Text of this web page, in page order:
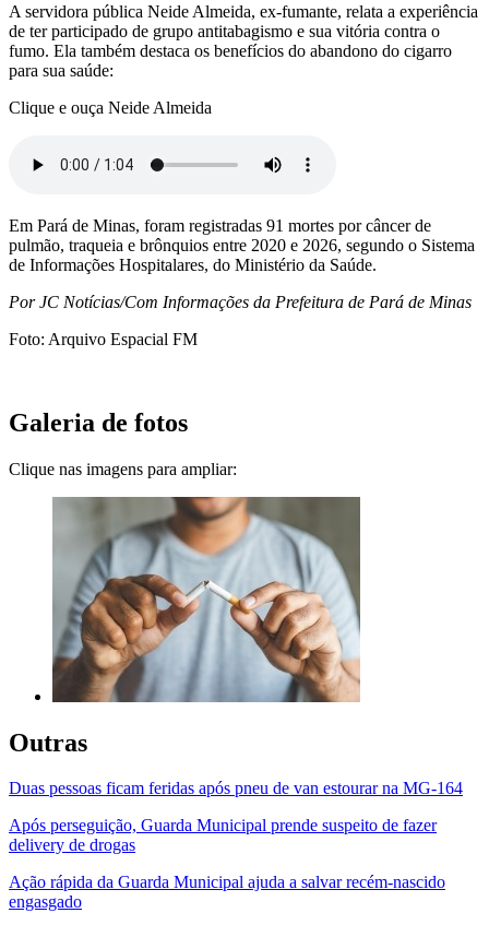
A servidora pública Neide Almeida, ex-fumante, relata a experiência
de ter participado de grupo antitabagismo e sua vitória contra o
fumo. Ela também destaca os benefícios do abandono do cigarro
para sua saúde:
Clique e ouça Neide Almeida
Em Pará de Minas, foram registradas 91 mortes por câncer de
pulmão, traqueia e brônquios entre 2020 e 2026, segundo o Sistema
de Informações Hospitalares, do Ministério da Saúde.
Por JC Notícias/Com Informações da Prefeitura de Pará de Minas
Foto: Arquivo Espacial FM
Galeria de fotos
Clique nas imagens para ampliar:
Outras
Duas pessoas ficam feridas após pneu de van estourar na MG-164
Após perseguição, Guarda Municipal prende suspeito de fazer
delivery de drogas
Ação rápida da Guarda Municipal ajuda a salvar recém-nascido
engasgado